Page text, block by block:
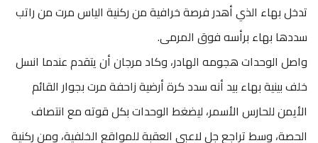
تدخل بهاء الذي أهدر فرصة خرافية من ركنية الياس مرت من راتب
سددها بهاء برأسه فوق المرمى.
واصل الوحدات هجومه الهادر، وكاد مرجان أن يتقدم عندما انسل
خلف بينية بهاء بيد أنه سدد كرة أرضية زاحفة مرت بجوار القائم
الأيمن للحارس الأسمر، ليضغط الوحدات بكل قوته مع انتصاف
الحصة، وسط تراجع جل لاعبي العقبة للمواقع الخلفية، ومن ركنية